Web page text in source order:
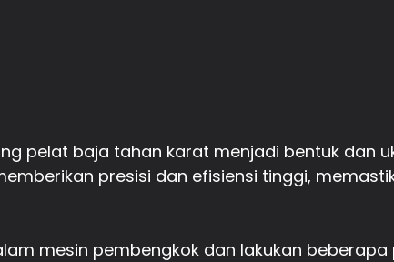
pelat baja tahan karat menjadi bentuk dan
presisi dan efisiensi tinggi,
mesin pembengkok dan lakukan beberapa